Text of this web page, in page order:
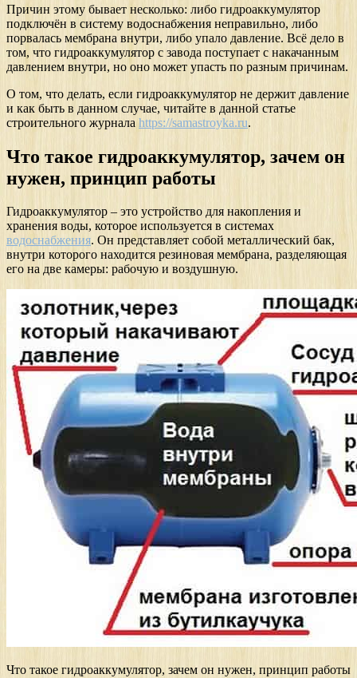
Причин этому бывает несколько: либо гидроаккумулятор
подключён в систему водоснабжения неправильно, либо
порвалась мембрана внутри, либо упало давление. Всё дело в
том, что гидроаккумулятор с завода поступает с накачанным
давлением внутри, но оно может упасть по разным причинам.
О том, что делать, если гидроаккумулятор не держит давление
и как быть в данном случае, читайте в данной статье
строительного журнала https://samastroyka.ru.
Что такое гидроаккумулятор, зачем он
нужен, принцип работы
Гидроаккумулятор – это устройство для накопления и
хранения воды, которое используется в системах
водоснабжения. Он представляет собой металлический бак,
внутри которого находится резиновая мембрана, разделяющая
его на две камеры: рабочую и воздушную.
Что такое гидроаккумулятор, зачем он нужен, принцип работы